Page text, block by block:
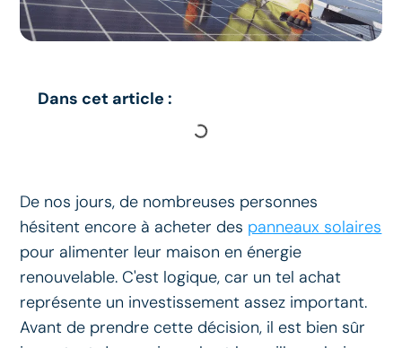
Dans cet article :
De nos jours, de nombreuses personnes
hésitent encore à acheter des panneaux solaires
pour alimenter leur maison en énergie
renouvelable. C'est logique, car un tel achat
représente un investissement assez important.
Avant de prendre cette décision, il est bien sûr